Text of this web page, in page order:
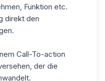
Funktion etc.
direkt den
Call-To-action
der die